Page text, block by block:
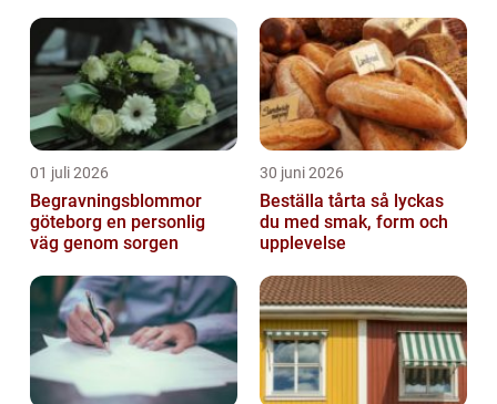
01 juli 2026
Begravningsblommor
göteborg en personlig
väg genom sorgen
30 juni 2026
Beställa tårta så lyckas
du med smak, form och
upplevelse